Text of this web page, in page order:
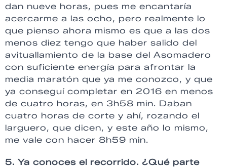
dan nueve horas, pues me encantaría
acercarme a las ocho, pero realmente lo
que pienso ahora mismo es que a las dos
menos diez tengo que haber salido del
avituallamiento de la base del Asomadero
con suficiente energía para afrontar la
media maratón que ya me conozco, y que
ya conseguí completar en 2016 en menos
de cuatro horas, en 3h58 min. Daban
cuatro horas de corte y ahí, rozando el
larguero, que dicen, y este año lo mismo,
me vale con hacer 8h59 min.
5. Ya conoces el recorrido. ¿Qué parte